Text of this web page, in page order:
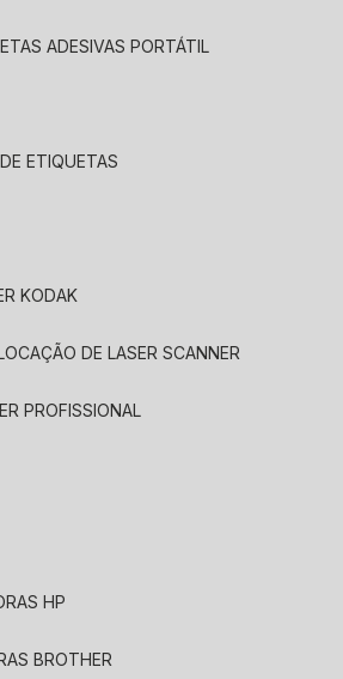
ADESIVAS PORTÁTIL
ETIQUETAS
KODAK
LOCAÇÃO DE LASER SCANNER
PROFISSIONAL
HP
BROTHER